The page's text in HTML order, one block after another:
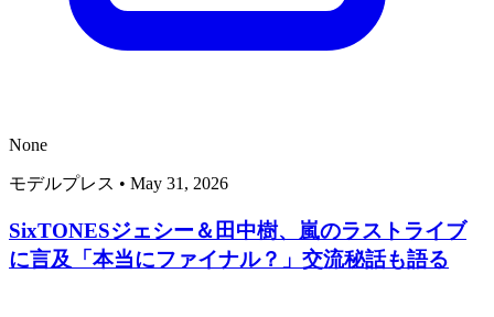
None
モデルプレス • May 31, 2026
SixTONESジェシー＆田中樹、嵐のラストライブ
に言及「本当にファイナル？」交流秘話も語る